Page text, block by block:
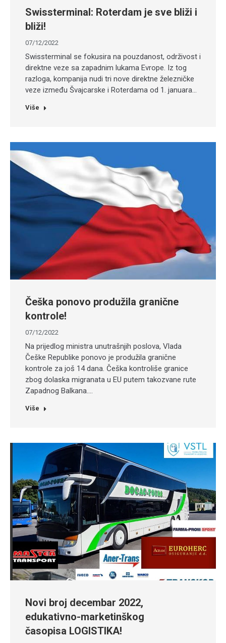
Swissterminal: Roterdam je sve bliži i
bliži!
07/12/2022
Swissterminal se fokusira na pouzdanost, održivost i
direktne veze sa zapadnim lukama Evrope. Iz tog
razloga, kompanija nudi tri nove direktne železničke
veze između Švajcarske i Roterdama od 1. januara…
Više
Češka ponovo produžila granične
kontrole!
07/12/2022
Na prijedlog ministra unutrašnjih poslova, Vlada
Češke Republike ponovo je produžila granične
kontrole za još 14 dana. Češka kontroliše granice
zbog dolaska migranata u EU putem takozvane rute
Zapadnog Balkana.…
Više
Novi broj decembar 2022,
edukativno-marketinškog
časopisa LOGISTIKA!